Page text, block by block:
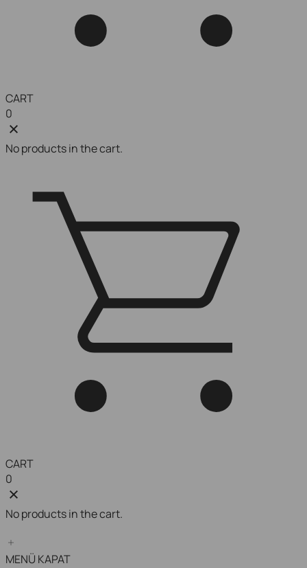
CART
0
No products in the cart.
CART
0
No products in the cart.
MENÜ KAPAT